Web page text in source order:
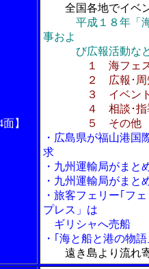
】
全国各地でイベ
平成１８年「
事およ
び広報活動な
１ 海フェ
２ 広報･周知
３ イベント
４ 相談･指
５ その他
・広島県が福山港国
求
・九州運輸局がまと
・九州運輸局がまと
・旅客フェリー｢フ
プレス」は
ギリシャへ売船
・｢海と船と港の物
遠き島より流れ